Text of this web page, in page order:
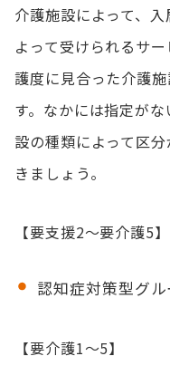
介護施設によって、
よって受けられるサ
護度に見合った介護
す。なかには指定が
設の種類によって区
きましょう。
【要支援2～要介護5】
認知症対策型グル
【要介護1～5】